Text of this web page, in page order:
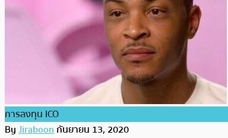
การลงทุน ICO
ByJiraboonกันยายน 13, 2020